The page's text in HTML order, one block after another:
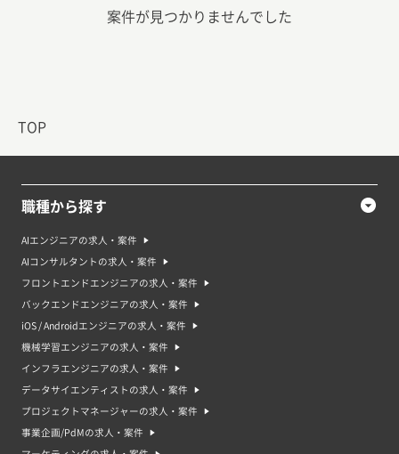
TOP
案件が見つかりませんでした
職種から探す
AIエンジニアの求人・案件
AIコンサルタントの求人・案件
フロントエンドエンジニアの求人・案件
バックエンドエンジニアの求人・案件
iOS / Androidエンジニアの求人・案件
機械学習エンジニアの求人・案件
インフラエンジニアの求人・案件
データサイエンティストの求人・案件
プロジェクトマネージャーの求人・案件
事業企画/PdMの求人・案件